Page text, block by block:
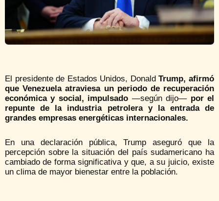
El presidente de Estados Unidos, DonaldTrump, afirmó
que Venezuela atraviesa un periodo de recuperación
económica y social, impulsado —según dijo— por el
repunte de la industria petrolera y la entrada de
grandes empresas energéticas internacionales.
En una declaración pública, Trump aseguró que la
percepción sobre la situación del país sudamericano ha
cambiado de forma significativa y que, a su juicio, existe
un clima de mayor bienestar entre la población.